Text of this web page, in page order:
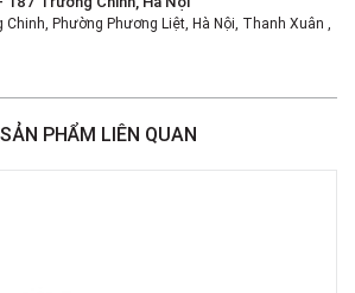
Phường Phương Liệt, Hà Nội, Thanh Xuân ,
Tám, Phường Nhiêu Lộc, TPHCM, Quận 3, Hồ Chí
369 Điện Biên Phủ
SẢN PHẨM LIÊN QUAN